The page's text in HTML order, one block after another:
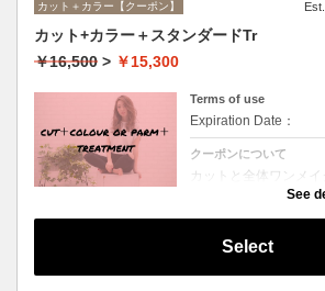
カット＋カラー【クーポン】
カット+カラー＋スタンダードTr
￥16,500 > ￥15,300
Terms of use
Expiration Date：
クーポンについて
カットと全体ワンメ
ペシャルトリートメ
♪デザインや髪の状態
けます。シャンプー
See
Select